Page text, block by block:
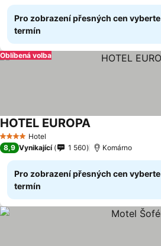
Pro zobrazení přesných cen vyberte
termín
Oblíbená volba
4 Počet hvězdiček
Hotel
HOTEL EUROPA
8,9 Vynikající 1 560 Komárno
Pro zobrazení přesných cen vyberte
termín